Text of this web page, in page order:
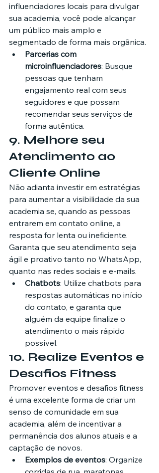
influenciadores locais para divulgar
sua academia, você pode alcançar
um público mais amplo e
segmentado de forma mais orgânica.
Parcerias com
microinfluenciadores: Busque
pessoas que tenham
engajamento real com seus
seguidores e que possam
recomendar seus serviços de
forma autêntica.
9. Melhore seu
Atendimento ao
Cliente Online
Não adianta investir em estratégias
para aumentar a visibilidade da sua
academia se, quando as pessoas
entrarem em contato online, a
resposta for lenta ou ineficiente.
Garanta que seu atendimento seja
ágil e proativo tanto no WhatsApp,
quanto nas redes sociais e e-mails.
Chatbots: Utilize chatbots para
respostas automáticas no início
do contato, e garanta que
alguém da equipe finalize o
atendimento o mais rápido
possível.
10. Realize Eventos e
Desafios Fitness
Promover eventos e desafios fitness
é uma excelente forma de criar um
senso de comunidade em sua
academia, além de incentivar a
permanência dos alunos atuais e a
captação de novos.
Exemplos de eventos: Organize